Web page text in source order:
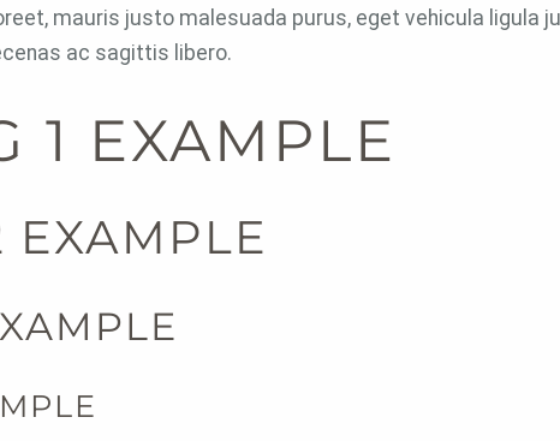
mauris justo malesuada purus, eget vehicula ligula
ac sagittis libero.
1 EXAMPLE
EXAMPLE